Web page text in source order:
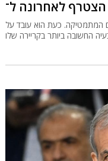
המתמטיקה. כעת הוא עובד על
החשובה ביותר בקריירה שלו